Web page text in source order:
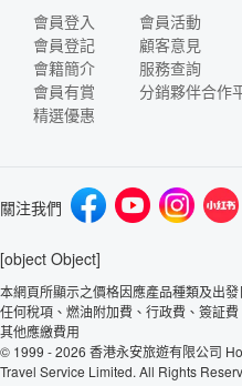
會員登入
會員登記
會籍簡介
會員有賞
精選優惠
會員活動
顧客意見
服務查詢
分銷夥伴合作
關注我們
[object Object]
本網頁所顯示之價格因應產品種類及出
任何稅項、燃油附加費、行政費、簽証
其他應繳費用
© 1999 - 2026 香港永安旅遊有限公司
Travel Service Limited. All Rights